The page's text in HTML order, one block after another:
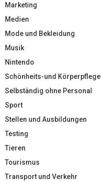
Marketing
Medien
Mode und Bekleidung
Musik
Nintendo
Schönheits-und Körperpflege
Selbständig ohne Personal
Sport
Stellen und Ausbildungen
Testing
Tieren
Tourismus
Transport und Verkehr